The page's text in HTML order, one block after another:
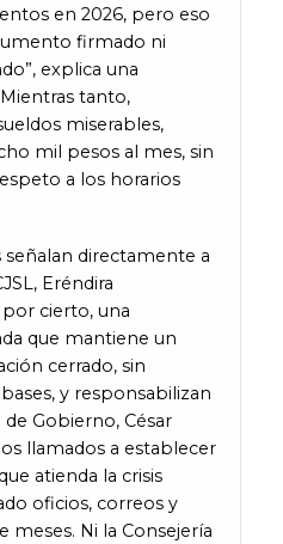
en 2026, pero eso
firmado ni
explica una
tanto,
miserables,
mil pesos al mes, sin
a los horarios
señalan directamente a
Eréndira
por cierto, una
que mantiene un
cerrado, sin
y responsabilizan
Gobierno, César
llamados a establecer
atienda la crisis
oficios, correos y
meses. Ni la Consejería